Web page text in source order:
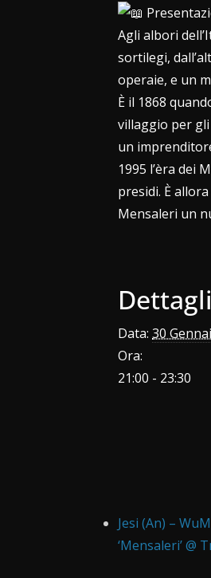
Agli albori
sortilegi,
operaie, e un
È il 1868
villaggio per
un
1995 l’èra dei
presidi. È
Mensaleri un
Dettagli
Data: 30
Ora:
21:00 - 23:30
Jesi (An) –
‘Mensaleri’ @